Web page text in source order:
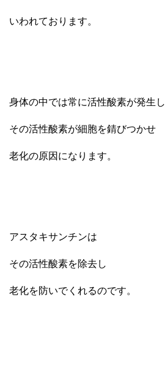
いわれております。
身体の中では常に活性酸素が発生し
その活性酸素が細胞を錆びつかせ
老化の原因になります。
アスタキサンチンは
その活性酸素を除去し
老化を防いでくれるのです。